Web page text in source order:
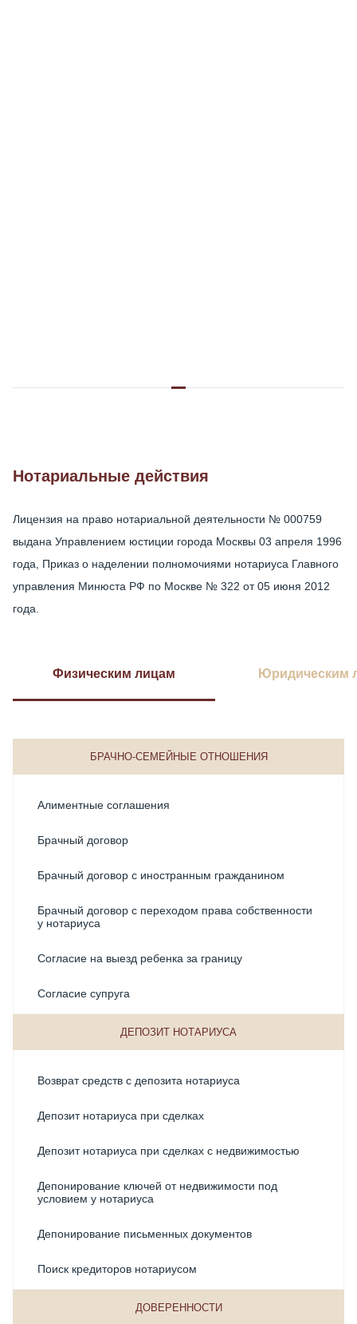
Нотариальные действия
Лицензия на право нотариальной деятельности № 000759
выдана Управлением юстиции города Москвы 03 апреля 1996
года, Приказ о наделении полномочиями нотариуса Главного
управления Минюста РФ по Москве № 322 от 05 июня 2012
года.
Физическим лицам Юридическим
БРАЧНО-СЕМЕЙНЫЕ ОТНОШЕНИЯ
Алиментные соглашения
Брачный договор
Брачный договор с иностранным гражданином
Брачный договор с переходом права собственности
у нотариуса
Согласие на выезд ребенка за границу
Согласие супруга
Соглашение о разделе общего имущества супругов
ДЕПОЗИТ НОТАРИУСА
Возврат средств с депозита нотариуса
Депозит нотариуса при сделках
Депозит нотариуса при сделках с недвижимостью
Депонирование ключей от недвижимости под
условием у нотариуса
Депонирование письменных документов
Поиск кредиторов нотариусом
ДОВЕРЕННОСТИ